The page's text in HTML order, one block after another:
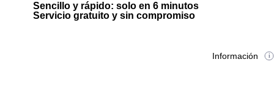
Sencillo y rápido: solo en 6 minutos
Servicio gratuito y sin compromiso
Información